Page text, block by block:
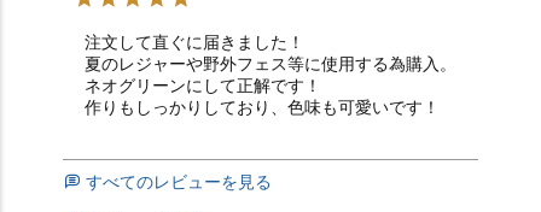
注文して直ぐに届きました！
夏のレジャーや野外フェス等に使用する為購入。
ネオグリーンにして正解です！
作りもしっかりしており、色味も可愛いです！
すべてのレビューを見る